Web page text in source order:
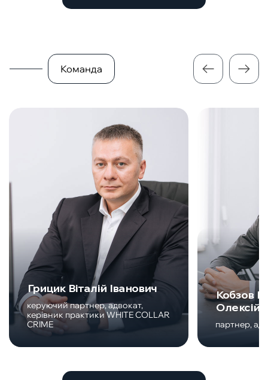
Команда
Грицик Віталій Іванович
керуючий партнер, адвокат,
керівник практики WHITE COLLAR
CRIME
Кобзов
партнер,